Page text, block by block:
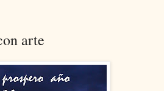
arte